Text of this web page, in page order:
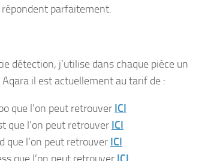
répondent parfaitement.
détection, j’utilise dans chaque pièce un
il est actuellement au tarif de :
que l’on peut retrouver ICI
que l’on peut retrouver ICI
que l’on peut retrouver ICI